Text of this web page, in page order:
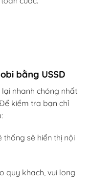
bằng USSD
nhanh chóng nhất
kiểm tra bạn chỉ
thống sẽ hiển thị nội
quy khach, vui long